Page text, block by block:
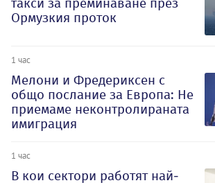
такси за преминаване през
Ормузкия проток
1 час
Мелони и Фредериксен с
общо послание за Европа: Не
приемаме неконтролираната
имиграция
1 час
В кои сектори работят най-